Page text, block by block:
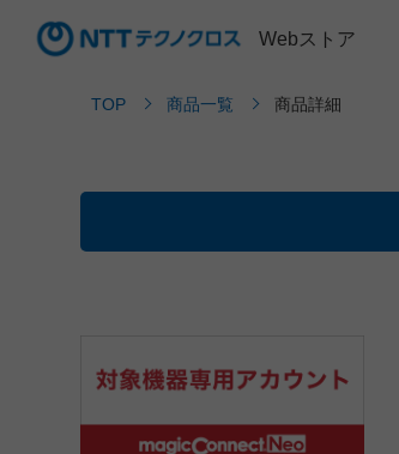
Webストア
TOP 商品一覧 商品詳細